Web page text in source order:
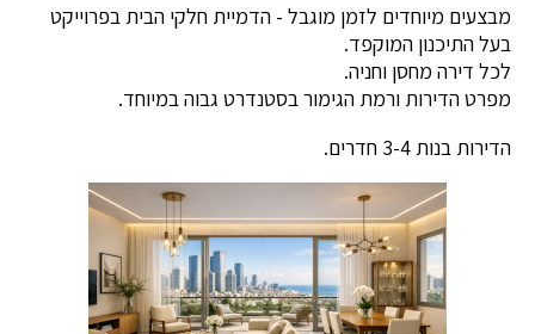
מבצעים מיוחדים לזמן מוגבל - הדמיית חלקי הבית בפרוייקט
בעל התיכנון המוקפד.
לכל דירה מחסן וחניה.
מפרט הדירות ורמת הגימור בסטנדרט גבוה במיוחד.
הדירות בנות 3-4 חדרים.